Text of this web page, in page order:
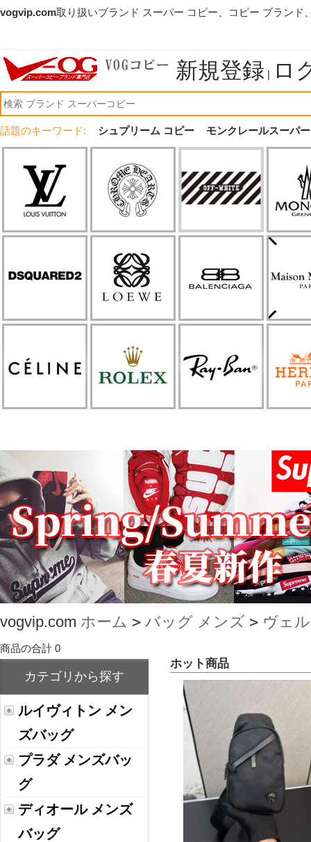
vogvip.com取り扱いブランド スーパー コピー、コピー ブランド
新規登録 | ロ
話題のキーワード: シュプリーム コピー モンクレールスーパ
vogvip.com ホーム > バッグ メンズ > ヴェ
商品の合計 0
カテゴリから探す
ルイヴィトン メン
ズバッグ
プラダ メンズバッ
グ
ディオール メンズ
バッグ
ホット商品